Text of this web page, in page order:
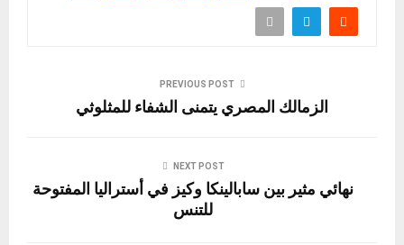
PREVIOUS POST
الزمالك المصري يتمنى الشفاء للمثلوثي
NEXT POST
نهائي مثير بين سابالينكا وكيز في أستراليا المفتوحة
للتنس